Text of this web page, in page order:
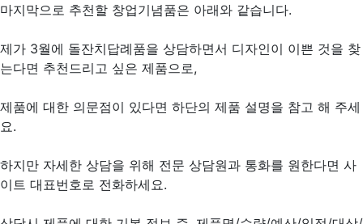
마지막으로 추천할 창업기념품은 아래와 같습니다.
제가 3월에 돌잔치답례품을 상담하면서 디자인이 이쁜 것을 찾
는다면 추천드리고 싶은 제품으로,
제품에 대한 의문점이 있다면 하단의 제품 설명을 참고 해 주세
요.
하지만 자세한 상담을 위해 전문 상담원과 통화를 원한다면 사
이트 대표번호로 전화하세요.